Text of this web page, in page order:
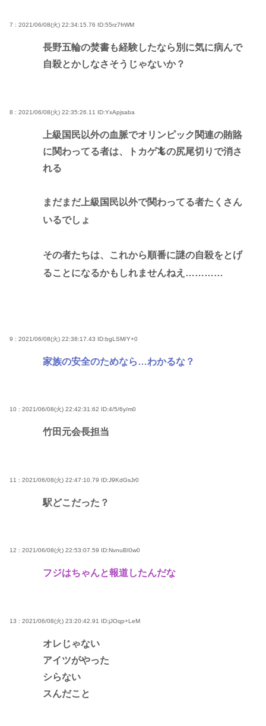
7 : 2021/06/08(火) 22:34:15.76 ID:55rz7frWM
長野五輪の焚書も経験したなら別に気に病んで
自殺とかしなさそうじゃないか？
8 : 2021/06/08(火) 22:35:26.11 ID:YxApjsaba
上級国民以外の血脈でオリンピック関連の賄賂
に関わってる者は、トカゲ🦎の尻尾切りで消さ
れる
まだまだ上級国民以外で関わってる者たくさん
いるでしょ
その者たちは、これから順番に謎の自殺をとげ
ることになるかもしれませんねえ…………
9 : 2021/06/08(火) 22:38:17.43 ID:bgLSM/Y+0
家族の安全のためなら…わかるな？
10 : 2021/06/08(火) 22:42:31.62 ID:4/5/6y/m0
竹田元会長担当
11 : 2021/06/08(火) 22:47:10.79 ID:J9KdGsJr0
駅どこだった？
12 : 2021/06/08(火) 22:53:07.59 ID:NvnuBI0w0
フジはちゃんと報道したんだな
13 : 2021/06/08(火) 23:20:42.91 ID:jJOqp+LeM
オレじゃない
アイツがやった
シらない
スんだこと